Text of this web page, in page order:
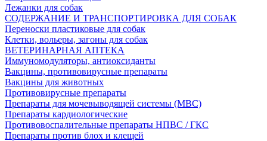
Лежанки для собак
СОДЕРЖАНИЕ И ТРАНСПОРТИРОВКА ДЛЯ СОБАК
Переноски пластиковые для собак
Клетки, вольеры, загоны для собак
ВЕТЕРИНАРНАЯ АПТЕКА
Иммуномодуляторы, антиоксиданты
Вакцины, противовирусные препараты
Вакцины для животных
Противовирусные препараты
Препараты для мочевыводящей системы (МВС)
Препараты кардиологические
Противовоспалительные препараты НПВС / ГКС
Препараты против блох и клещей